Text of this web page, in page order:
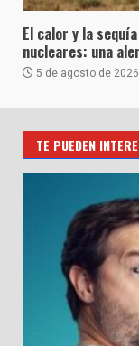
El calor y la
nucleares: una
5 de agosto de 2026
TE PUEDEN